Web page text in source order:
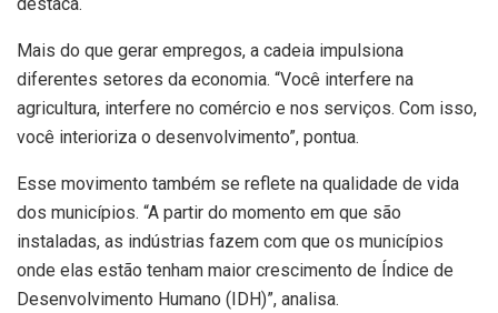
destaca.
Mais do que gerar empregos, a cadeia impulsiona
diferentes setores da economia. “Você interfere na
agricultura, interfere no comércio e nos serviços. Com isso,
você interioriza o desenvolvimento”, pontua.
Esse movimento também se reflete na qualidade de vida
dos municípios. “A partir do momento em que são
instaladas, as indústrias fazem com que os municípios
onde elas estão tenham maior crescimento de Índice de
Desenvolvimento Humano (IDH)”, analisa.